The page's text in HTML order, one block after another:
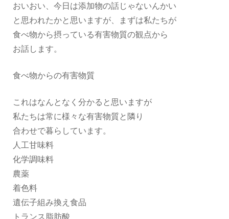
おいおい、今日は添加物の話じゃないんかい
と思われたかと思いますが、まずは私たちが
食べ物から摂っている有害物質の観点から
お話します。
食べ物からの有害物質
これはなんとなく分かると思いますが
私たちは常に様々な有害物質と隣り
合わせで暮らしています。
人工甘味料
化学調味料
農薬
着色料
遺伝子組み換え食品